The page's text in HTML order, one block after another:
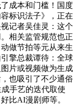
成本和门槛！国度
标识法子》，正在
记者吴佳灵：这个
相关监管规范也正
做节拍等元从来生
擎总裁谭待：全球
片或视频做为生成
也吸引了不少通俗
手艺的迭代取使
比AI漫剧师等。